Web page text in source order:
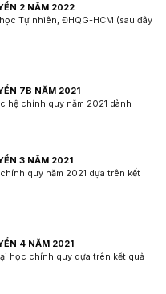
2 NĂM 2022
Tự nhiên, ĐHQG-HCM (sau đây
7B NĂM 2021
hệ chính quy năm 2021 dành
3 NĂM 2021
quy năm 2021 dựa trên kết
4 NĂM 2021
học chính quy dựa trên kết quả